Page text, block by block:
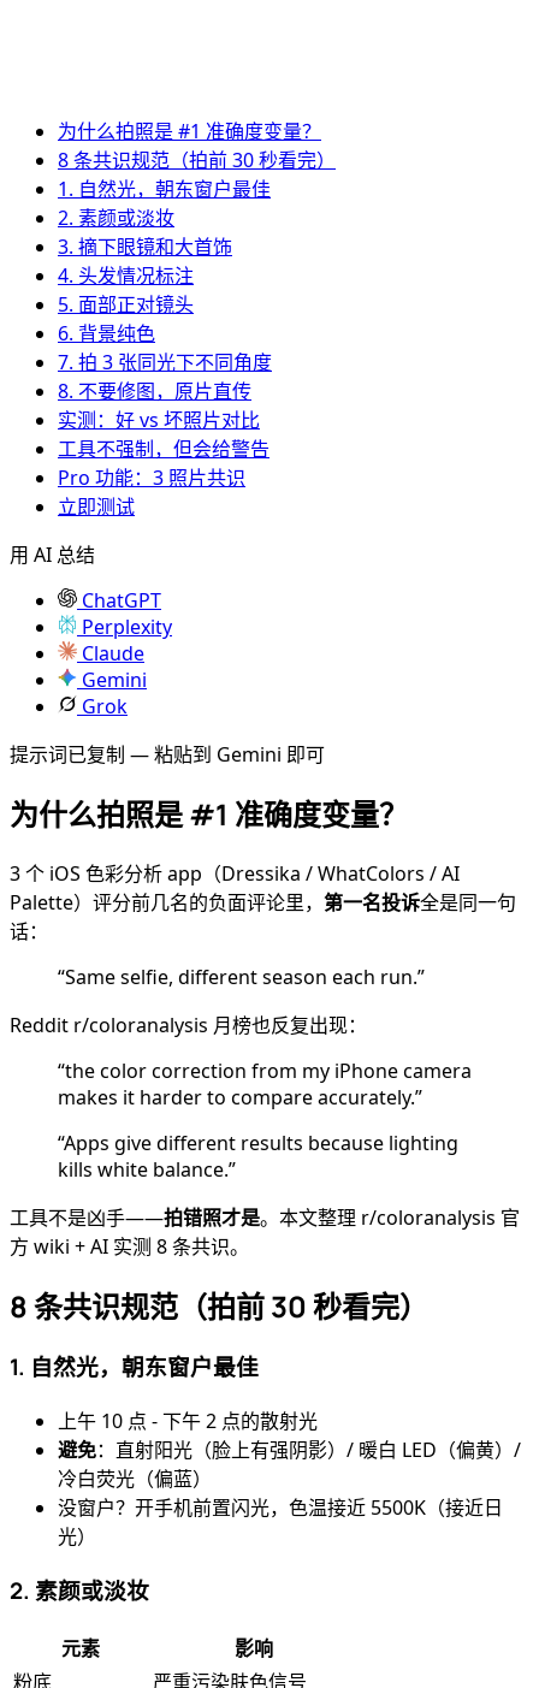
为什么拍照是 #1 准确度变量？
8 条共识规范（拍前 30 秒看完）
1. 自然光，朝东窗户最佳
2. 素颜或淡妆
3. 摘下眼镜和大首饰
4. 头发情况标注
5. 面部正对镜头
6. 背景纯色
7. 拍 3 张同光下不同角度
8. 不要修图，原片直传
实测：好 vs 坏照片对比
工具不强制，但会给警告
Pro 功能：3 照片共识
立即测试
用 AI 总结
ChatGPT
Perplexity
Claude
Gemini
Grok
提示词已复制 — 粘贴到 Gemini 即可
为什么拍照是 #1 准确度变量？
3 个 iOS 色彩分析 app（Dressika / WhatColors / AI
Palette）评分前几名的负面评论里， 第一名投诉全是同一句
话：
“Same selfie, different season each run.”
Reddit r/coloranalysis 月榜也反复出现：
“the color correction from my iPhone camera
makes it harder to compare accurately.”
“Apps give different results because lighting
kills white balance.”
工具不是凶手——拍错照才是。本文整理 r/coloranalysis 官
方 wiki + AI 实测 8 条共识。
8 条共识规范（拍前 30 秒看完）
1. 自然光，朝东窗户最佳
上午 10 点 - 下午 2 点的散射光
避免：直射阳光（脸上有强阴影）/ 暖白 LED（偏黄）/
冷白荧光（偏蓝）
没窗户？开手机前置闪光，色温接近 5500K（接近日
光）
2. 素颜或淡妆
元素
影响
粉底
严重污染肤色信号